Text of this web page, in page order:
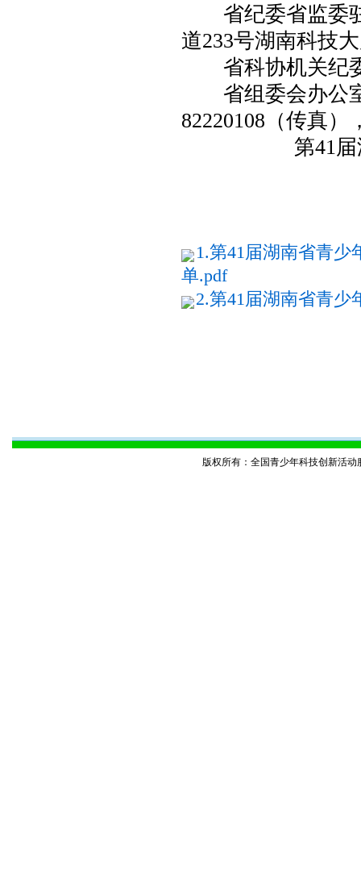
省纪委省监委驻
道233号湖南科技
省科协机关纪委
省组委会办公室
82220108（传真）
第41届湖南省
1.第41届湖南省青
单.pdf
2.第41届湖南省青少
版权所有：全国青少年科技创新活